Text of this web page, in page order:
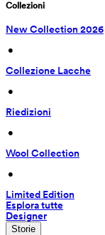
Collezioni
New Collection 2026
•
Collezione Lacche
•
Riedizioni
•
Wool Collection
•
Limited Edition
Esplora tutte
Designer
Storie